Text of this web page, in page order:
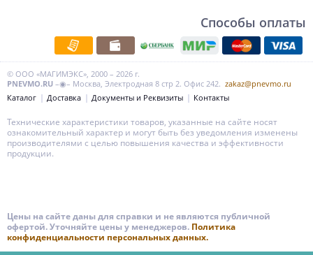
Способы оплаты
© ООО «МАГИМЭКС», 2000 – 2026 г.
PNEVMO.RU –◉– Москва, Электродная 8 стр 2. Офис 242. zakaz@pnevmo.ru
Каталог
Доставка Документы и Реквизиты Контакты
Технические характеристики товаров, указанные на сайте носят
ознакомительный характер и могут быть без уведомления изменены
производителями с целью повышения качества и эффективности
продукции.
Цены на сайте даны для справки и не являются публичной
офертой. Уточняйте цены у менеджеров. Политика
конфиденциальности персональных данных.